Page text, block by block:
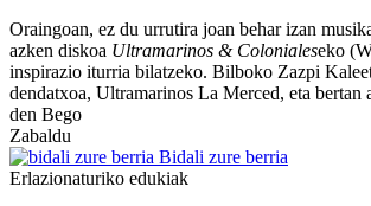
Oraingoan, ez du urrutira joan behar izan
azken diskoa Ultramarinos & Colonialeseko
inspirazio iturria bilatzeko. Bilboko Zazpi
dendatxoa, Ultramarinos La Merced, eta bertan
den Bego
Zabaldu
Bidali zure berria
Erlazionaturiko edukiak